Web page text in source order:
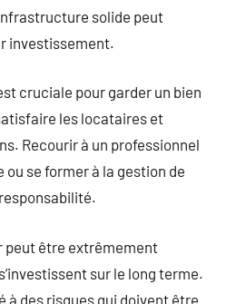
solide peut
investissement.
cruciale pour garder un bien
les locataires et
Recourir à un professionnel
se former à la gestion de
peut être extrêmement
sur le long terme.
à des risques qui doivent être